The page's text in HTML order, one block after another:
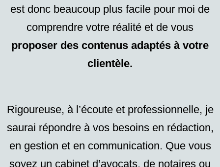
est donc beaucoup plus facile pour moi de
comprendre votre réalité et de vous
proposer des contenus adaptés à votre
clientèle.
Rigoureuse, à l’écoute et professionnelle, je
saurai répondre à vos besoins en rédaction,
en gestion et en communication. Que vous
soyez un cabinet d’avocats, de notaires ou